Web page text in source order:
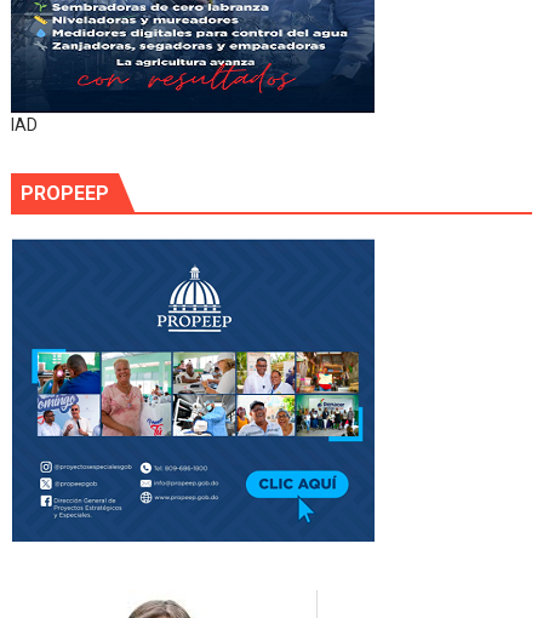
IAD
PROPEEP